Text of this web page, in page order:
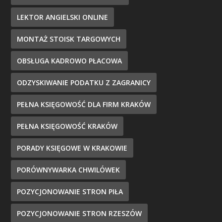
LEKTOR ANGIELSKI ONLINE
MONTAŻ STOISK TARGOWYCH
OBSŁUGA KADROWO PŁACOWA
ODZYSKIWANIE PODATKU Z ZAGRANICY
PEŁNA KSIĘGOWOŚĆ DLA FIRM KRAKÓW
PEŁNA KSIĘGOWOŚĆ KRAKÓW
PORADY KSIĘGOWE W KRAKOWIE
PORÓWNYWARKA CHWILÓWEK
POZYCJONOWANIE STRON PIŁA
POZYCJONOWANIE STRON RZESZÓW